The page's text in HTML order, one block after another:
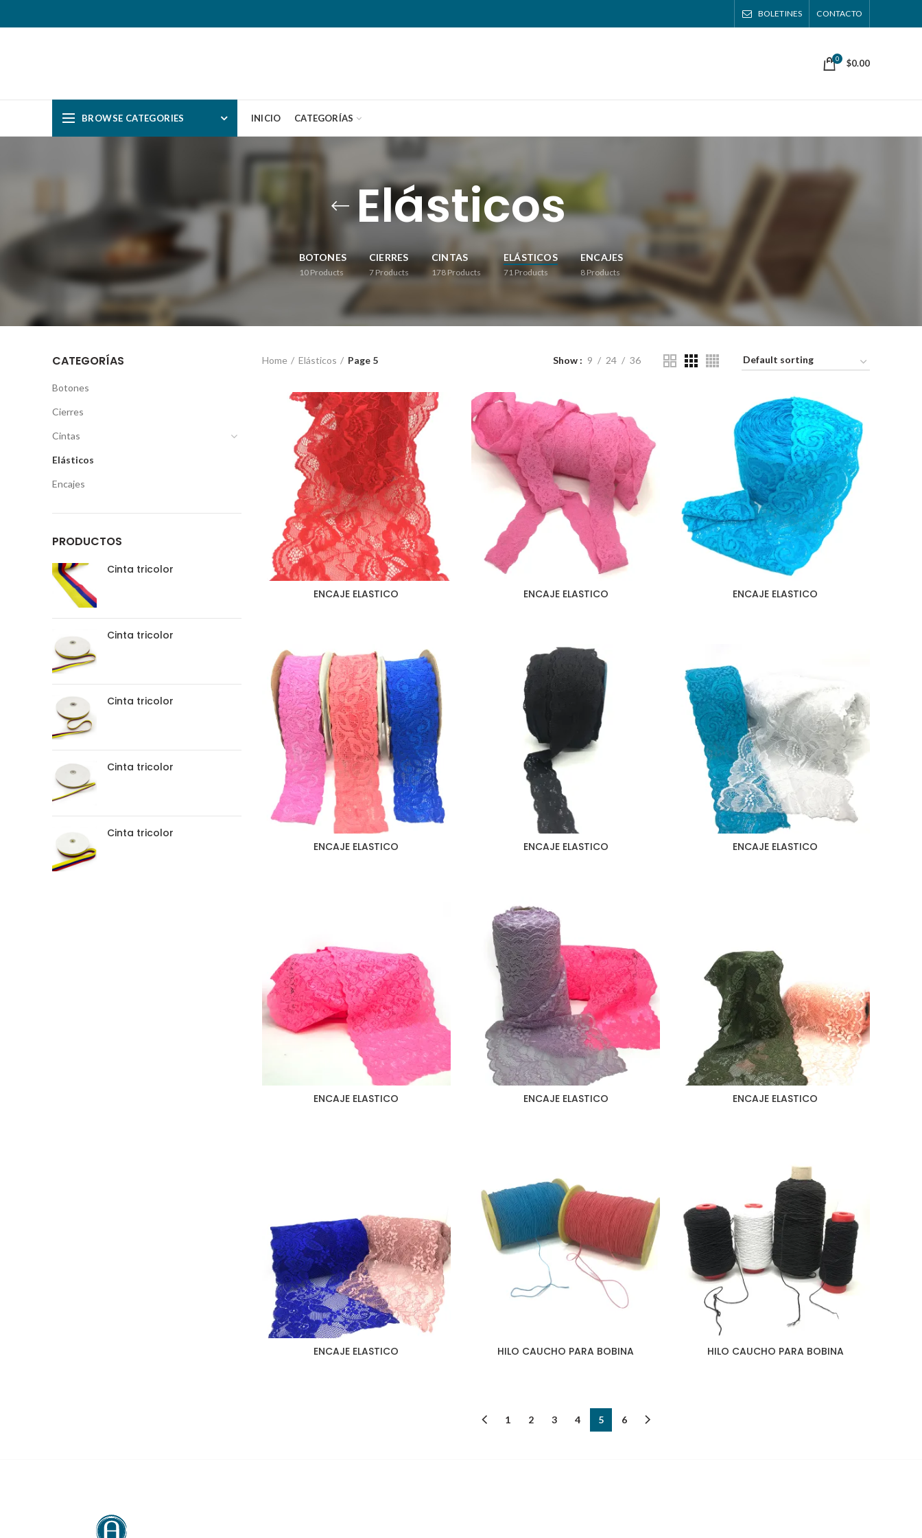
BOLETINES CONTACTO
0 $0.00
BROWSE CATEGORIES INICIO CATEGORÍAS
Elásticos
BOTONES
10Products
CIERRES
7Products
CINTAS
178Products
ELÁSTICOS
71Products
ENCAJES
8Products
Home Elásticos Page 5 Show 9 24 36
ENCAJE ELASTICO ENCAJE ELASTICO ENCAJE ELASTICO
ENCAJE ELASTICO ENCAJE ELASTICO ENCAJE ELASTICO
ENCAJE ELASTICO ENCAJE ELASTICO ENCAJE ELASTICO
ENCAJE ELASTICO HILO CAUCHO PARA BOBINA HILO CAUCHO PARA BOBINA
1 2 3 4 5 6
CATEGORÍAS
Botones
Cierres
Cintas
Elásticos
Encajes
PRODUCTOS
Cinta tricolor
Cinta tricolor
Cinta tricolor
Cinta tricolor
Cinta tricolor